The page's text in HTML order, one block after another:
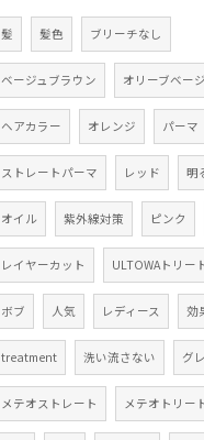
髪 髪色 ブリーチなし
ベージュブラウン オリーブベー
ヘアカラー オレンジ パーマ
ストレートパーマ レッド 明
オイル 紫外線対策 ピンク
レイヤーカット ULTOWAトリー
ボブ 人気 レディース 効
treatment 洗い流さない グ
メテオストレート メテオトリー